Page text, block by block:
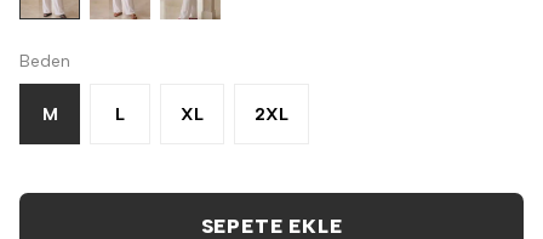
Beden
M L XL 2XL
SEPETE EKLE